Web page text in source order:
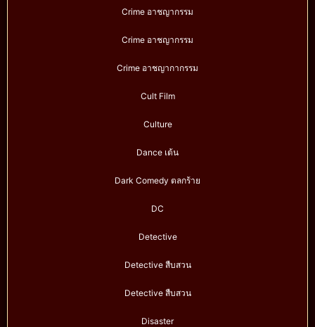
Crime อาชญากรรม
Crime อาชญากรรม
Crime อาชญากากรรม
Cult Film
Culture
Dance เต้น
Dark Comedy ตลกร้าย
DC
Detective
Detective สืบสวน
Detective สืบสวน
Disaster